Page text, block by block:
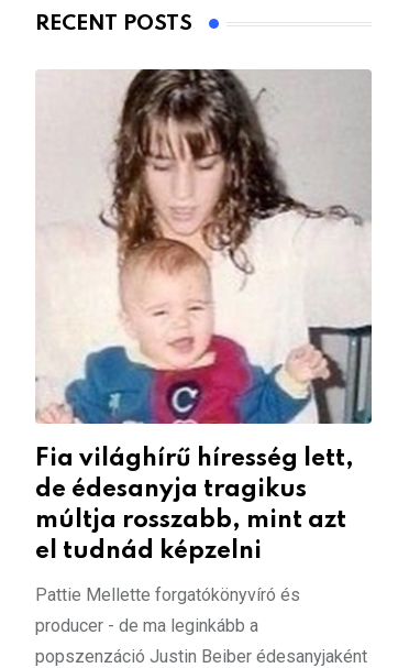
RECENT POSTS
Fia világhírű híresség lett,
de édesanyja tragikus
múltja rosszabb, mint azt
el tudnád képzelni
Pattie Mellette forgatókönyvíró és
producer - de ma leginkább a
popszenzáció Justin Beiber édesanyjaként